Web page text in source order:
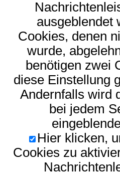
ausgeblendet
Cookies, denen
wurde,
benötigen zwei
diese Einstellung
Andernfalls wird
bei jedem
Hier klicken,
Cookies zu